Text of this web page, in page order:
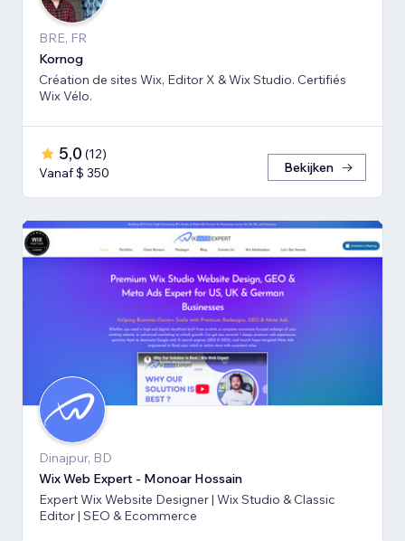
BRE, FR
Kornog
Création de sites Wix, Editor X & Wix Studio. Certifiés
Wix Vélo.
5,0 (12)
Vanaf $ 350
Bekijken
Dinajpur, BD
Wix Web Expert - Monoar Hossain
Expert Wix Website Designer | Wix Studio & Classic
Editor | SEO & Ecommerce